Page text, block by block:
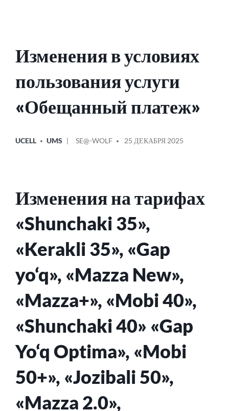
Изменения в условиях
пользования услуги
«Обещанный платеж»
В
UCELL UMS
ОТ
SE@-WOLF 25 ДЕКАБРЯ 2025
Изменения на тарифах
«Shunchaki 35»,
«Kerakli 35», «Gap
yo‘q», «Mazza New»,
«Mazza+», «Mobi 40»,
«Shunchaki 40» «Gap
Yo‘q Optima», «Mobi
50+», «Jozibali 50»,
«Mazza 2.0»,